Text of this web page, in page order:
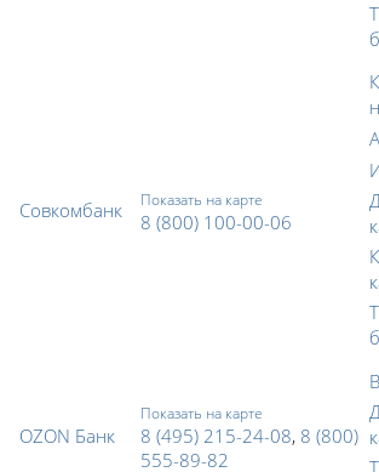
Совкомбанк Показать на карте
8 (800) 100-00-06
OZON Банк
Показать на карте
8 (495) 215-24-08, 8 (800)
555-89-82